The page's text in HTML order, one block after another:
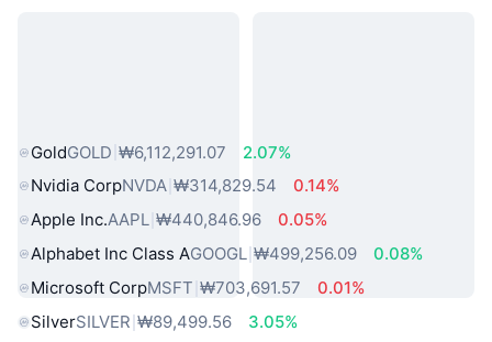
GoldGOLD ₩6,112,291.07
2.07%
Nvidia CorpNVDA ₩314,829.54
0.14%
Apple Inc.AAPL ₩440,846.96
0.05%
Alphabet Inc Class AGOOGL ₩499,256.09
0.08%
Microsoft CorpMSFT ₩703,691.57
0.01%
SilverSILVER ₩89,499.56 3.05%